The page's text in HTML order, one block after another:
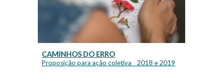
CAMINHOS DO ERRO
Proposiçãopara ação coletiva _ 2018 e 2019